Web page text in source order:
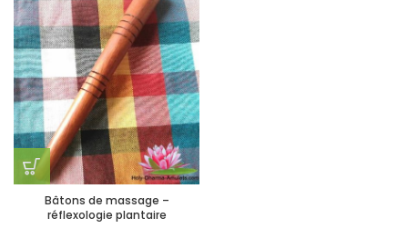
Bâtons de massage –
réflexologie plantaire